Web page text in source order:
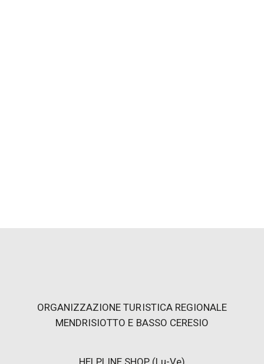
ORGANIZZAZIONE TURISTICA REGIONALE
MENDRISIOTTO E BASSO CERESIO